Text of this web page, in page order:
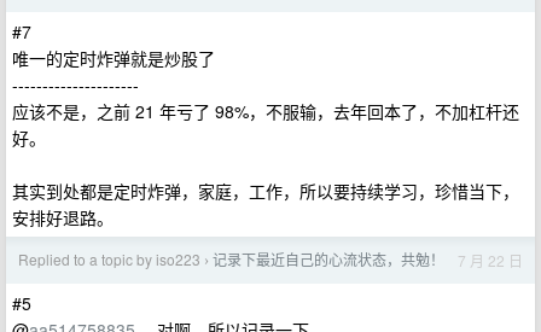
#7
唯一的定时炸弹就是炒股了
---------------------
应该不是，之前 21 年亏了 98%，不服输，去年回本了，不加杠杆还
好。
其实到处都是定时炸弹，家庭，工作，所以要持续学习，珍惜当下，
安排好退路。
Replied to a topic by iso223 › 记录下最近自己的心流状态，共勉！ 7 月 22 日
#5